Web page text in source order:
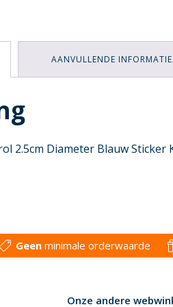
AANVULLENDE INFORMATIE
2.5cm Diameter Blauw Sticker
Geen minimale orderwaarde
Onze andere